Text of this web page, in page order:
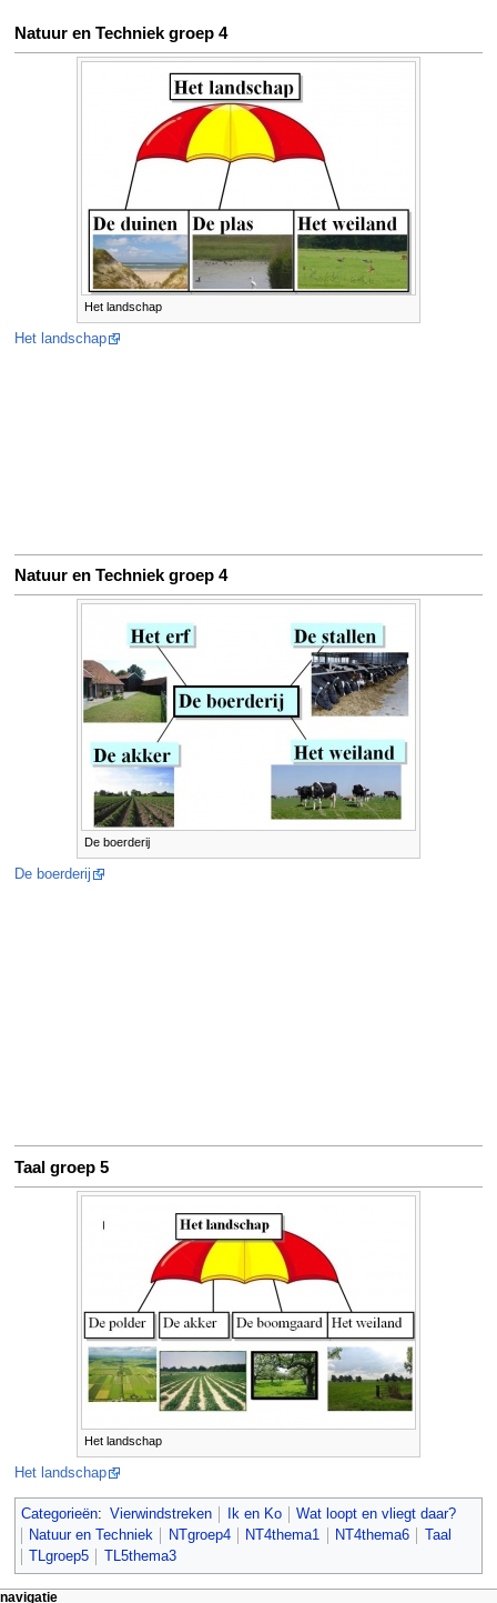
Natuur en Techniek groep 4
Het landschap
Het landschap
Natuur en Techniek groep 4
De boerderij
De boerderij
Taal groep 5
Het landschap
Het landschap
Categorieën: Vierwindstreken Ik en Ko
Wat loopt en vliegt daar?
Natuur en Techniek
NTgroep4 NT4thema1 NT4thema6
Taal
TLgroep5
TL5thema3
pagina-handelingen
persoonlijke hulpmiddelen
navigatie